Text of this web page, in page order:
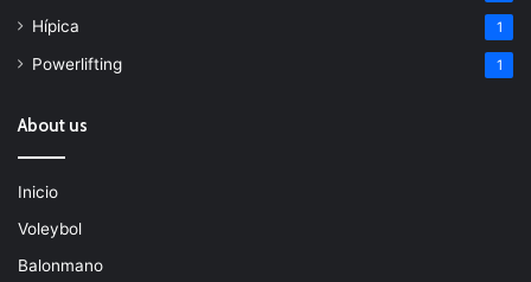
Hípica 1
Powerlifting 1
About us
Inicio
Voleybol
Balonmano